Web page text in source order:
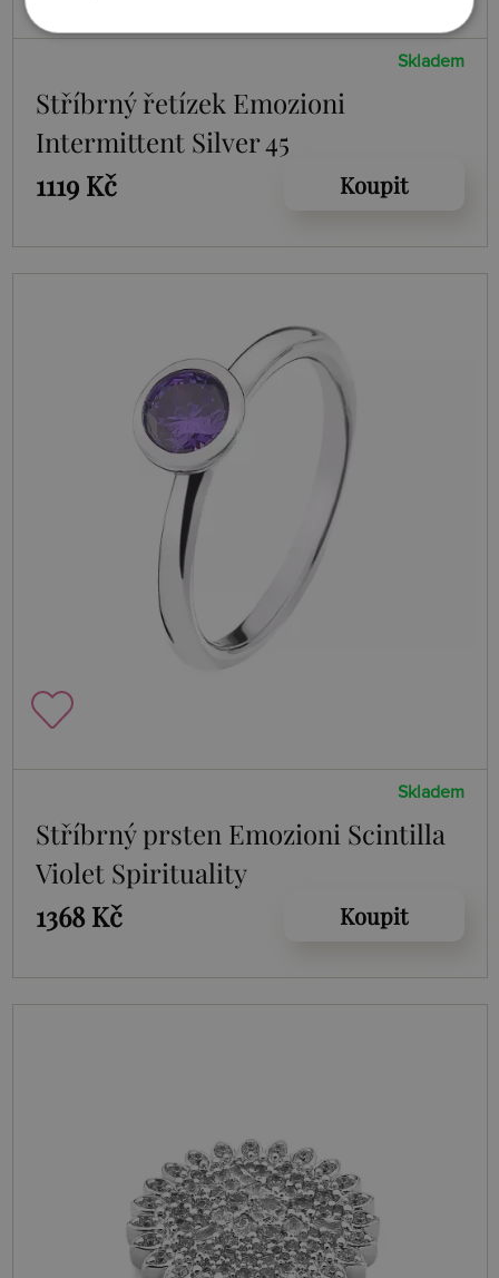
Skladem
Stříbrný řetízek Emozioni
Intermittent Silver 45
1119 Kč
Koupit
Skladem
Stříbrný prsten Emozioni Scintilla
Violet Spirituality
1368 Kč
Koupit